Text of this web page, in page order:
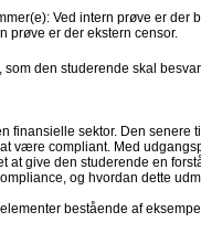
Ved intern prøve er der
prøve er der ekstern censor.
den studerende skal
finansielle sektor. Den senere
være compliant. Med
at give den studerende en
og hvordan dette
bestående af